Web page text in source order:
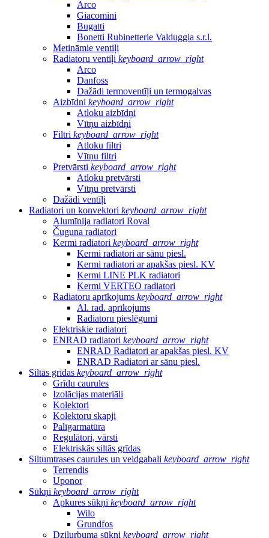
Arco
Giacomini
Bugatti
Bonetti Rubinetterie Valduggia s.r.l.
Metināmie ventiļi
Radiatoru ventiļi keyboard_arrow_right
Arco
Danfoss
Dažādi termoventīļi un termogalvas
Aizbīdni keyboard_arrow_right
Atloku aizbīdņi
Vītņu aizbīdņi
Filtri keyboard_arrow_right
Atloku filtri
Vītņu filtri
Pretvārsti keyboard_arrow_right
Atloku pretvārsti
Vītņu pretvārsti
Dažādi ventīļi
Radiatori un konvektori keyboard_arrow_right
Alumīnija radiatori Roval
Čuguna radiatori
Kermi radiatori keyboard_arrow_right
Kermi radiatori ar sānu piesl.
Kermi radiatori ar apakšas piesl. KV
Kermi LINE PLK radiatori
Kermi VERTEO radiatori
Radiatoru aprīkojums keyboard_arrow_right
Al. rad. aprīkojums
Radiatoru pieslēgumi
Elektriskie radiatori
ENRAD radiatori keyboard_arrow_right
ENRAD Radiatori ar apakšas piesl. KV
ENRAD Radiatori ar sānu piesl.
Siltās grīdas keyboard_arrow_right
Grīdu caurules
Izolācijas materiāli
Kolektori
Kolektoru skapji
Palīgarmatūra
Regulātori, vārsti
Elektriskās siltās grīdas
Siltumtrases caurules un veidgabali keyboard_arrow_right
Terrendis
Uponor
Sūkņi keyboard_arrow_right
Apkures sūkņi keyboard_arrow_right
Wilo
Grundfos
Dziļurbuma sūkņi keyboard_arrow_right